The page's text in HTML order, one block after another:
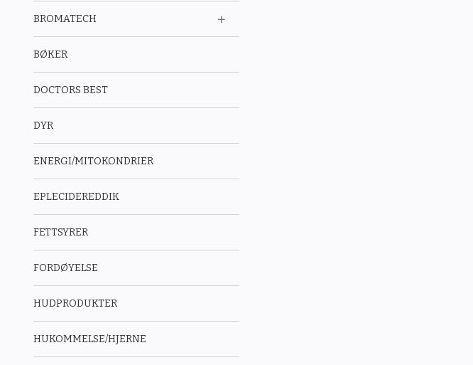
BROMATECH
BØKER
DOCTORS BEST
DYR
ENERGI/MITOKONDRIER
EPLECIDEREDDIK
FETTSYRER
FORDØYELSE
HUDPRODUKTER
HUKOMMELSE/HJERNE